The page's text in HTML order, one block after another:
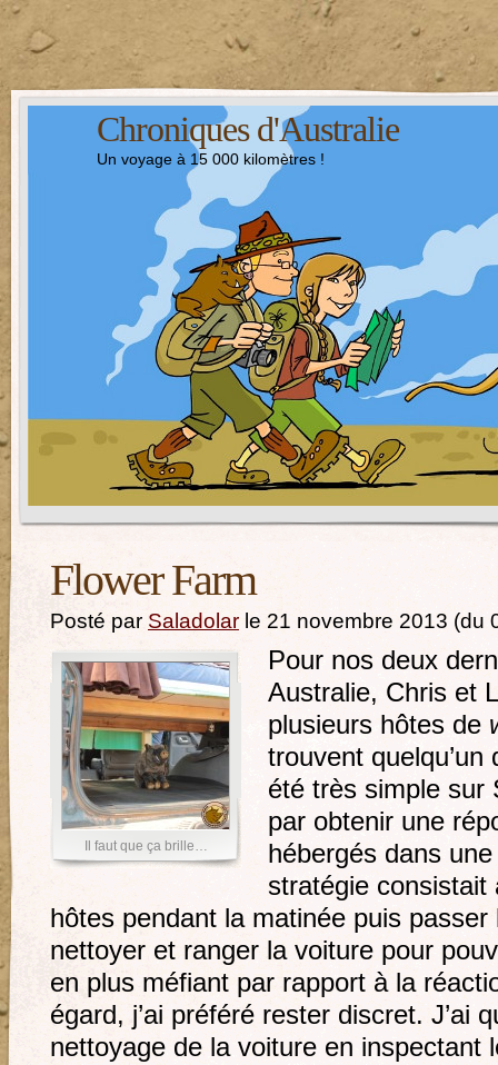
Chroniques d'Australie
Un voyage à 15 000 kilomètres !
Flower Farm
Posté par Saladolar le 21 novembre 2013 (du
Il faut que ça brille…
Pour nos deux
Australie, Chris et
plusieurs hôtes de
trouvent quelqu’un
été très simple sur
par obtenir une
hébergés dans
stratégie consistait
hôtes pendant la matinée puis passer
nettoyer et ranger la voiture pour
en plus méfiant par rapport à la
égard, j’ai préféré rester discret. J’ai
nettoyage de la voiture en inspectant